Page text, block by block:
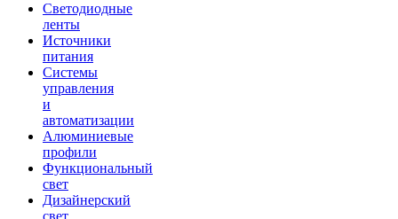
Светодиодные
ленты
Источники
питания
Системы
управления
и
автоматизации
Алюминиевые
профили
Функциональный
свет
Дизайнерский
свет